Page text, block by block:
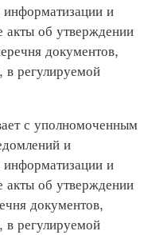
и
акты об утверждении
документов,
регулируемой
с уполномоченным
и
и
акты об утверждении
документов,
регулируемой